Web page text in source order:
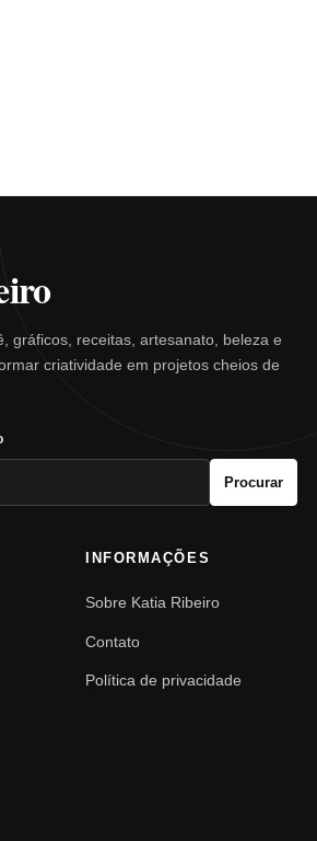
gráficos, receitas, artesanato, beleza e
criatividade em projetos cheios de
Procurar
INFORMAÇÕES
Sobre Katia Ribeiro
Contato
Política de privacidade